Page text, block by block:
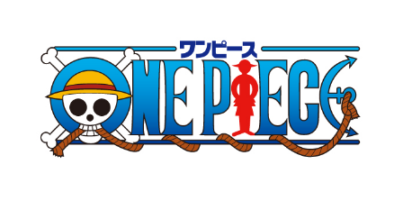
ご購入者様
購入確認済み
2026-04-10
年齢: 40代 身長:156-160cm 体重:61-65kg
サイズ感小さめ
大きめ
ストレッチ感
よく伸びる
伸びない